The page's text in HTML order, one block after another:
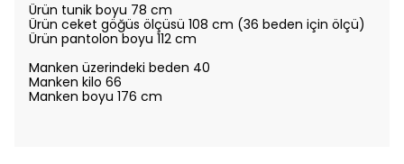
Ürün tunik boyu 78 cm
Ürün ceket göğüs ölçüsü 108 cm (36 beden için ölçü)
Ürün pantolon boyu 112 cm
Manken üzerindeki beden 40
Manken kilo 66
Manken boyu 176 cm